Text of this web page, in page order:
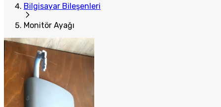
Bilgisayar Bileşenleri
Monitör Ayağı